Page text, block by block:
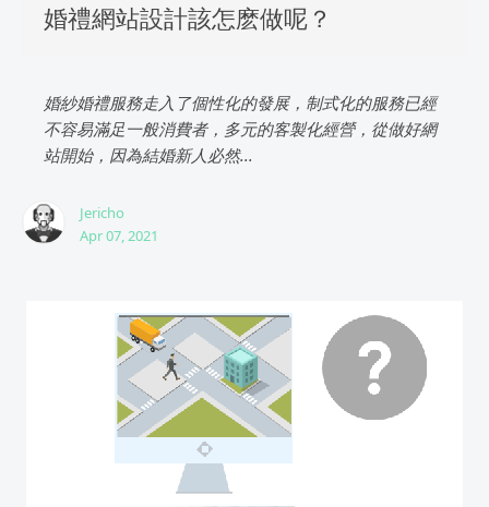
婚禮網站設計該怎麽做呢？
婚紗婚禮服務走入了個性化的發展，制式化的服務已經
不容易滿足一般消費者，多元的客製化經營，從做好網
站開始，因為結婚新人必然...
Jericho
Apr 07, 2021